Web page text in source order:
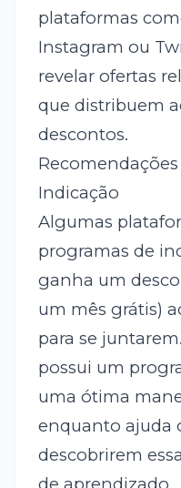
plataformas
Instagram ou
revelar ofertas
que distribuem
descontos.
Indicação
Algumas
programas de
ganha um
um mês grátis)
para se
possui um
uma ótima
enquanto ajuda
descobrirem
de aprendizado.